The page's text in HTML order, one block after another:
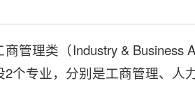
商管理类（Industry &
2个专业，分别是工商管理、人